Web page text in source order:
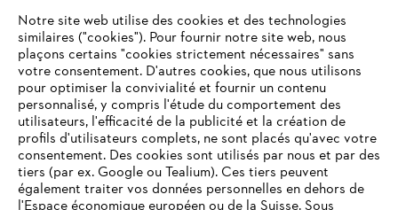
L'Entreprise
Questions fréquentes
Service
Notre site web utilise des cookies et des technologies
similaires ("cookies"). Pour fournir notre site web, nous
plaçons certains "cookies strictement nécessaires" sans
votre consentement. D'autres cookies, que nous utilisons
pour optimiser la convivialité et fournir un contenu
personnalisé, y compris l'étude du comportement des
utilisateurs, l'efficacité de la publicité et la création de
profils d'utilisateurs complets, ne sont placés qu'avec votre
consentement. Des cookies sont utilisés par nous et par des
tiers (par ex. Google ou Tealium). Ces tiers peuvent
également traiter vos données personnelles en dehors de